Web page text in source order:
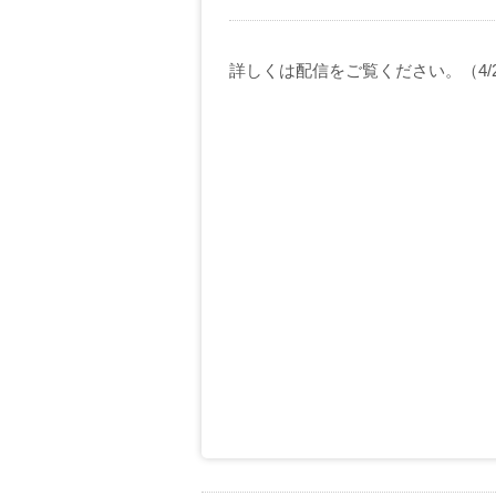
詳しくは配信をご覧ください。（4/